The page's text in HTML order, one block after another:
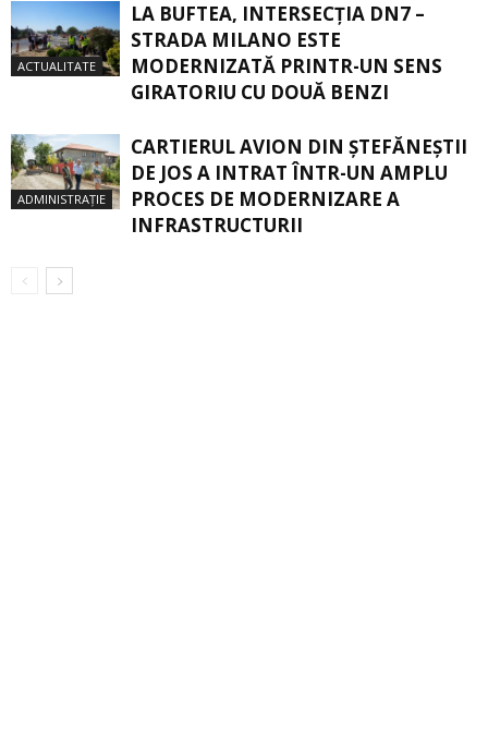
ACTUALITATE
LA BUFTEA, INTERSECŢIA DN7 –
STRADA MILANO ESTE
MODERNIZATĂ PRINTR-UN SENS
GIRATORIU CU DOUĂ BENZI
ADMINISTRAȚIE
CARTIERUL AVION DIN ŞTEFĂNEŞTII
DE JOS A INTRAT ÎNTR-UN AMPLU
PROCES DE MODERNIZARE A
INFRASTRUCTURII